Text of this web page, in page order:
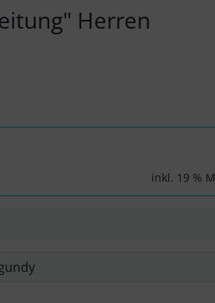
Herren
inkl. 19 %